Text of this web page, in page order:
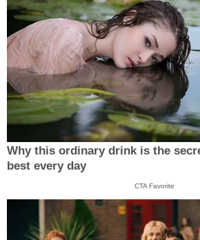
Why this ordinary drink is the
best every day
CTA Favorite